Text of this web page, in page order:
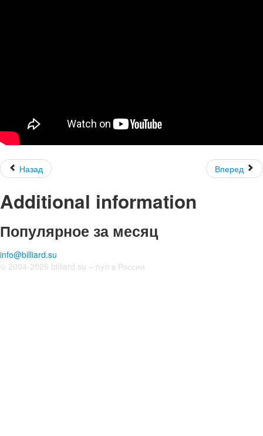
Назад Вперед
Additional information
Популярное за месяц
info@billiard.su
© 2004-2026 billiard.su – пул в России